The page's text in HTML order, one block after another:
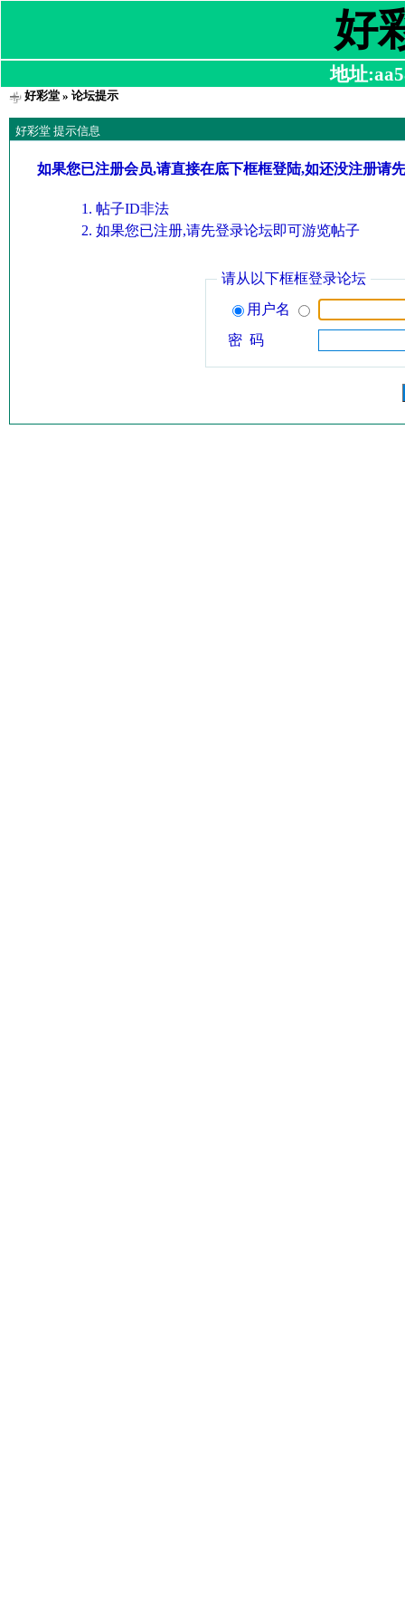
好
地址
好彩堂» 论坛提示
好彩堂 提示信息
如果您已注册会员,请直接在底下框框登陆,如还没注册请
帖子ID非法
如果您已注册,请先登录论坛即可游览帖子
请从以下框框登录论坛
用户名
密 码